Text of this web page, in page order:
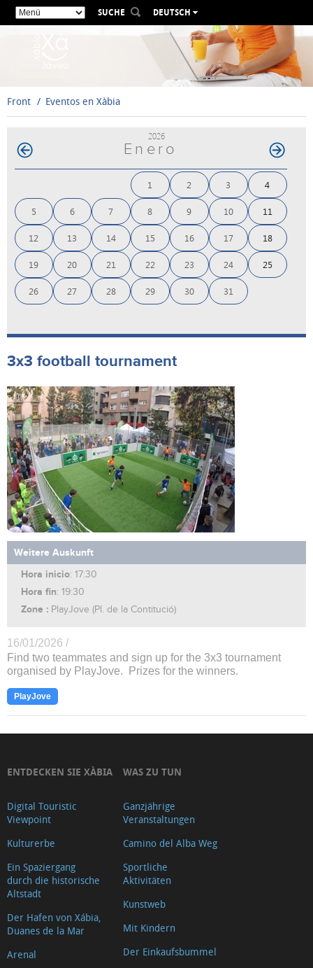
SUCHE
DEUTSCH
ESPAÑOL
VALENCIÀ
Front Eventos en Xàbia
2026
Enero
1 2 3 4
5 6 7 8 9 10 11
12 13 14 15 16 17 18
19 20 21 22 23 24 25
26 27 28 29 30 31
3x3 football tournament
Weitere Auskunft
Hora inicio: 17:30
Hora fin: 19:30
Zone : PlayJove (Pl. de la Contitució)
16/01/2026 /
Find two teammates and sign up for the 3x3 tournament
organised by PlayJove. Prizes for the winners.
PlayJove
ENTDECKEN SIE XÀBIA
Digital Touristic
Viewpoint
Kulturerbe
Ein Spaziergang
durch die historische
Altstadt
Der Hafen von Xábia,
Duanes de la Mar
Arenal
WAS ZU TUN
Ganzjährige
Veranstaltungen
Camino del Alba Weg
Sportliche
Aktivitäten
Kunstweb
Mit Kindern
Der Einkaufsbummel